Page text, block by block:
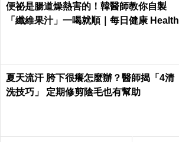
便祕是腸道燥熱害的！韓醫師教你自製
「纖維果汁」一喝就順｜每日健康 Health
夏天流汗 胯下很癢怎麼辦？醫師揭「4清
洗技巧」 定期修剪陰毛也有幫助